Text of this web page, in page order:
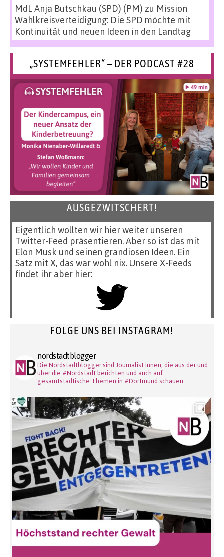
MdL Anja Butschkau (SPD) (PM) zu Mission
Wahlkreisverteidigung: Die SPD möchte mit
Kontinuität und neuen Ideen in den Landtag
„SYSTEMFEHLER“ – DER PODCAST #28
AUSGEZWITSCHERT!
Eigentlich wollten wir hier weiter unseren
Twitter-Feed präsentieren. Aber so ist das mit
Elon Musk und seinen grandiosen Ideen. Ein
Satz mit X, das war wohl nix. Unsere X-Feeds
findet ihr aber hier:
FOLGE UNS BEI INSTAGRAM!
nordstadtblogger
Die Nordstadtblogger sind Journalist:innen, die aus der und
über die #Nordstadt berichten und auch auf
gesamtstädtische Themen in #Dortmund schauen